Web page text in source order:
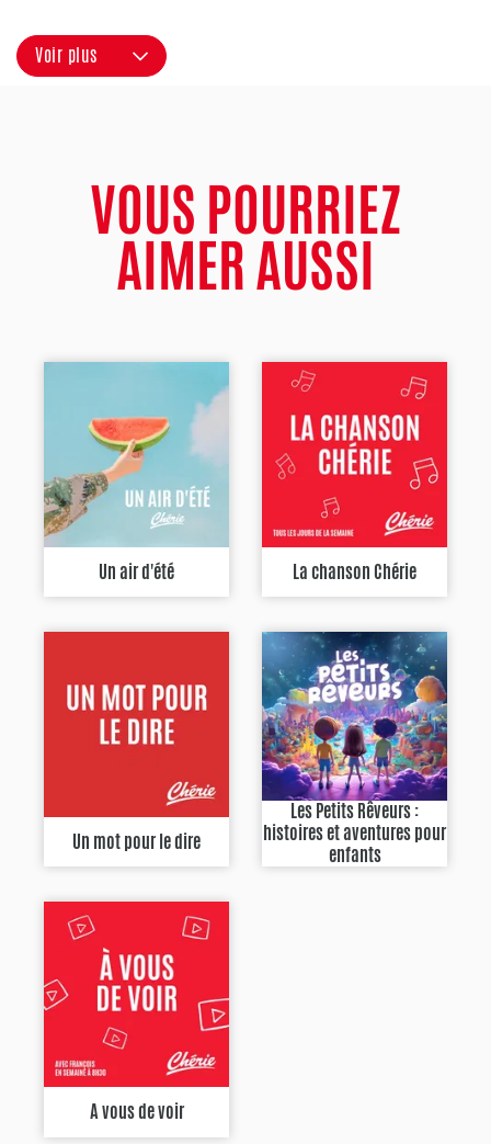
Voir plus
VOUS POURRIEZ
AIMER AUSSI
Un air d'été La chanson Chérie
Un mot pour le dire
Les Petits Rêveurs :
histoires et aventures pour
enfants
A vous de voir